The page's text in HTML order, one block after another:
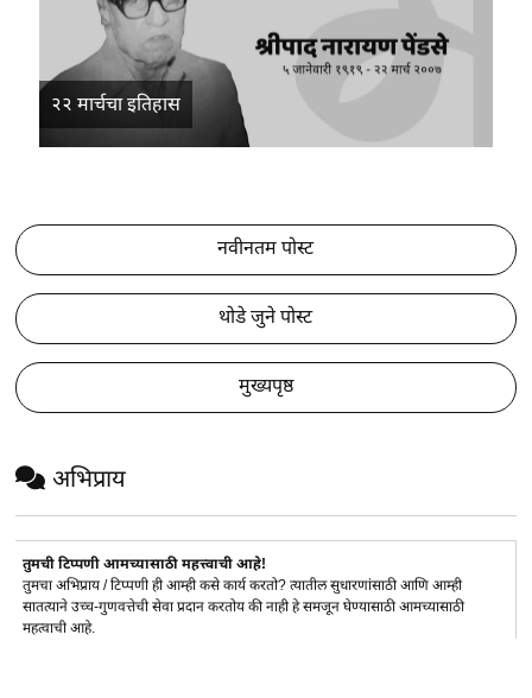
२२ मार्चचा इतिहास
नवीनतम पोस्ट
थोडे जुने पोस्ट
मुख्यपृष्ठ
अभिप्राय
तुमची टिप्पणी आमच्यासाठी महत्त्वाची आहे!
तुमचा अभिप्राय / टिप्पणी ही आम्ही कसे कार्य करतो? त्यातील सुधारणांसाठी आणि आम्ही
सातत्याने उच्च-गुणवत्तेची सेवा प्रदान करतोय की नाही हे समजून घेण्यासाठी आमच्यासाठी
महत्वाची आहे.